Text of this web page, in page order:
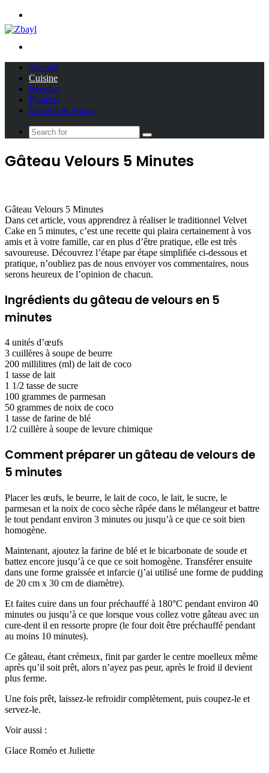
Accueil
Cuisine
Recettes
Planètes
General & Astuce
Search
Gâteau Velours 5 Minutes
Gâteau Velours 5 Minutes
Dans cet article, vous apprendrez à réaliser le traditionnel Velvet
Cake en 5 minutes, c’est une recette qui plaira certainement à vos
amis et à votre famille, car en plus d’être pratique, elle est très
savoureuse. Découvrez l’étape par étape simplifiée ci-dessous et
pratique, n’oubliez pas de nous envoyer vos commentaires, nous
serons heureux de l’opinion de chacun.
Ingrédients du gâteau de velours en 5
minutes
4 unités d’œufs
3 cuillères à soupe de beurre
200 millilitres (ml) de lait de coco
1 tasse de lait
1 1/2 tasse de sucre
100 grammes de parmesan
50 grammes de noix de coco
1 tasse de farine de blé
1/2 cuillère à soupe de levure chimique
Comment préparer un gâteau de velours de
5 minutes
Placer les œufs, le beurre, le lait de coco, le lait, le sucre, le
parmesan et la noix de coco sèche râpée dans le mélangeur et battre
le tout pendant environ 3 minutes ou jusqu’à ce que ce soit bien
homogène.
Maintenant, ajoutez la farine de blé et le bicarbonate de soude et
battez encore jusqu’à ce que ce soit homogène. Transférer ensuite
dans une forme graissée et infarcie (j’ai utilisé une forme de pudding
de 20 cm x 30 cm de diamètre).
Et faites cuire dans un four préchauffé à 180°C pendant environ 40
minutes ou jusqu’à ce que lorsque vous collez votre gâteau avec un
cure-dent il en ressorte propre (le four doit être préchauffé pendant
au moins 10 minutes).
Ce gâteau, étant crémeux, finit par garder le centre moelleux même
après qu’il soit prêt, alors n’ayez pas peur, après le froid il devient
plus ferme.
Une fois prêt, laissez-le refroidir complètement, puis coupez-le et
servez-le.
Voir aussi :
Glace Roméo et Juliette